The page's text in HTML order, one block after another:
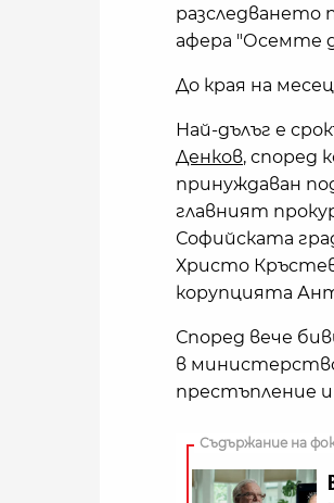
разследването
афера "Осемте
До края на
Най-дълъг е
Денков, според
принуждаван
главният
Софийската
Христо
корупцията
Според вече
в
престъпление